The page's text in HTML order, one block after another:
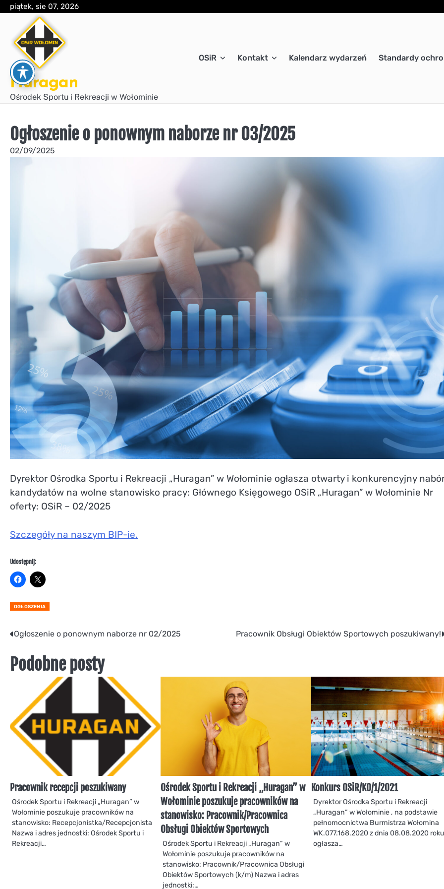
Skip
content
piątek, sie 07, 2026
Huragan
Ośrodek Sportu i Rekreacji w Wołominie
OSiR Kontakt Kalendarz wydarzeń Standardy
Ogłoszenie o ponownym naborze nr 03/2025
02/09/2025
Dyrektor Ośrodka Sportu i Rekreacji „Huragan” w Wołominie ogłasza otwarty i konkurencyjny
kandydatów na wolne stanowisko pracy: Głównego Księgowego OSiR „Huragan” w Wołominie Nr
oferty: OSiR – 02/2025
Szczegóły na naszym BIP-ie.
Udostępnij:
OGŁOSZENIA
Nawigacja
wpisu
Ogłoszenie o ponownym naborze nr 02/2025 Pracownik Obsługi Obiektów Sportowych poszukiwany!
Podobne posty
Pracownik recepcji poszukiwany
Ośrodek Sportu i Rekreacji „Huragan” w
Wołominie poszukuje pracowników na
stanowisko: Recepcjonistka/Recepcjonista
Nazwa i adres jednostki: Ośrodek Sportu i
Rekreacji…
Ośrodek Sportu i Rekreacji „Huragan” w
Wołominie poszukuje pracowników na
stanowisko: Pracownik/Pracownica
Obsługi Obiektów Sportowych
Ośrodek Sportu i Rekreacji „Huragan” w
Wołominie poszukuje pracowników na
stanowisko: Pracownik/Pracownica Obsługi
Obiektów Sportowych (k/m) Nazwa i adres
jednostki:…
Konkurs OSiR/KO/1/2021
Dyrektor Ośrodka Sportu i Rekreacji
„Huragan” w Wołominie , na podstawie
pełnomocnictwa Burmistrza Wołomina
WK.077.168.2020 z dnia 08.08.2020
ogłasza…
Wołomiński Tenis
Amatorski